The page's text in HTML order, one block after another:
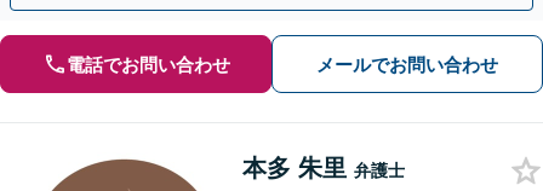
電話でお問い合わせ メールでお問い合わせ
本多 朱里 弁護士